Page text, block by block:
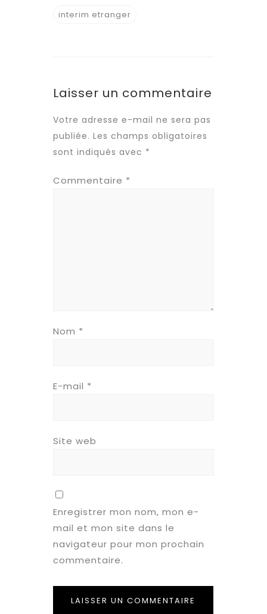
interim etranger
Laisser un commentaire
Votre adresse e-mail ne sera pas
publiée. Les champs obligatoires
sont indiqués avec *
Commentaire *
Nom *
E-mail *
Site web
Enregistrer mon nom, mon e-
mail et mon site dans le
navigateur pour mon prochain
commentaire.